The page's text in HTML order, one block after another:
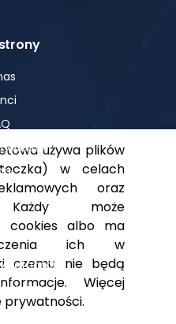
Wiedzyużywa plików
w celach
oraz
Każdy może
cookies albo ma
ich w
czemu nie będą
Więcej
prywatności.